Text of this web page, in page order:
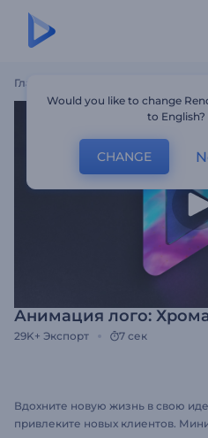
Главная
Анимация лого:
29K+ Экспорт 7 сек
Вдохните новую жизнь в свою
привлеките новых клиентов.
Would you like to change
to English?
CHANGE